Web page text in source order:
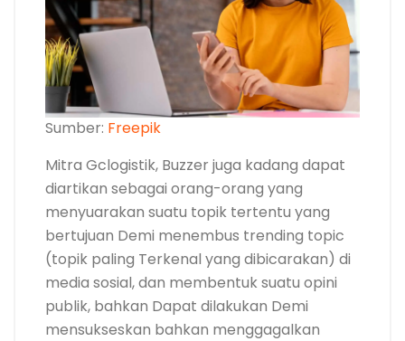
Sumber: Freepik
Mitra Gclogistik, Buzzer juga kadang dapat
diartikan sebagai orang-orang yang
menyuarakan suatu topik tertentu yang
bertujuan Demi menembus trending topic
(topik paling Terkenal yang dibicarakan) di
media sosial, dan membentuk suatu opini
publik, bahkan Dapat dilakukan Demi
mensukseskan bahkan menggagalkan